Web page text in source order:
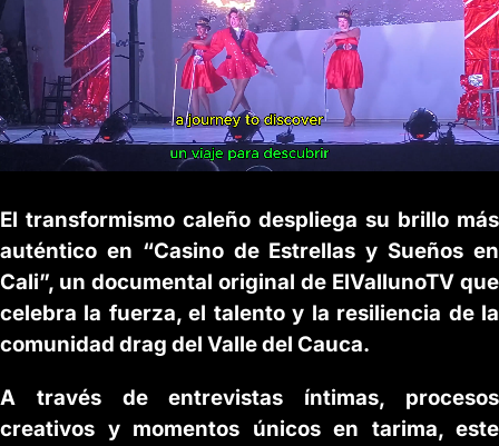
El transformismo caleño despliega su brillo más
auténtico en “Casino de Estrellas y Sueños en
Cali”, un documental original de ElVallunoTV que
celebra la fuerza, el talento y la resiliencia de la
comunidad drag del Valle del Cauca.
A través de entrevistas íntimas, procesos
creativos y momentos únicos en tarima, este